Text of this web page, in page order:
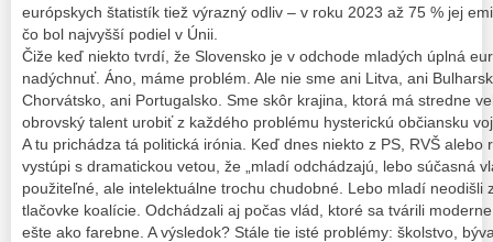
európskych štatistík tiež výrazný odliv – v roku 2023 až 75 % jej
čo bol najvyšší podiel v Únii.
Čiže keď niekto tvrdí, že Slovensko je v odchode mladých úplná
nadýchnuť. Áno, máme problém. Ale nie sme ani Litva, ani
Chorvátsko, ani Portugalsko. Sme skôr krajina, ktorá má stredne
obrovský talent urobiť z každého problému hysterickú občiansku
A tu prichádza tá politická irónia. Keď dnes niekto z PS, RVŠ alebo
vystúpi s dramatickou vetou, že „mladí odchádzajú, lebo súčasná
použiteľné, ale intelektuálne trochu chudobné. Lebo mladí neodišli
tlačovke koalície. Odchádzali aj počas vlád, ktoré sa tvárili
ešte ako farebne. A výsledok? Stále tie isté problémy: školstvo,